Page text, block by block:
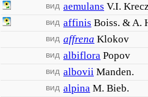
вид aemulans V.I.
вид affinis Boiss. & A.
вид affrena Klokov
вид albiflora Popov
вид albovii Manden.
вид alpina M. Bieb.